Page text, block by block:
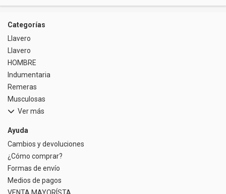
Categorías
Llavero
Llavero
HOMBRE
Indumentaria
Remeras
Musculosas
Ver más
Ayuda
Cambios y devoluciones
¿Cómo comprar?
Formas de envío
Medios de pagos